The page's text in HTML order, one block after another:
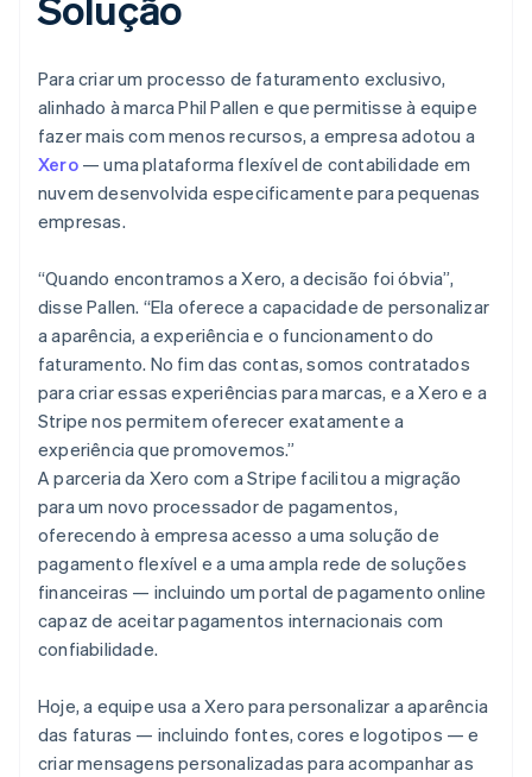
Para criar um processo de faturamento exclusivo,
alinhado à marca Phil Pallen e que permitisse à equipe
fazer mais com menos recursos, a empresa adotou a
Xero— uma plataforma flexível de contabilidade em
nuvem desenvolvida especificamente para pequenas
empresas.
“Quando encontramos a Xero, a decisão foi óbvia”,
disse Pallen. “Ela oferece a capacidade de personalizar
a aparência, a experiência e o funcionamento do
faturamento. No fim das contas, somos contratados
para criar essas experiências para marcas, e a Xero e a
Stripe nos permitem oferecer exatamente a
experiência que promovemos.”
A parceria da Xero com a Stripe facilitou a migração
para um novo processador de pagamentos,
oferecendo à empresa acesso a uma solução de
pagamento flexível e a uma ampla rede de soluções
financeiras — incluindo um portal de pagamento online
capaz de aceitar pagamentos internacionais com
confiabilidade.
Hoje, a equipe usa a Xero para personalizar a aparência
das faturas — incluindo fontes, cores e logotipos — e
criar mensagens personalizadas para acompanhar as